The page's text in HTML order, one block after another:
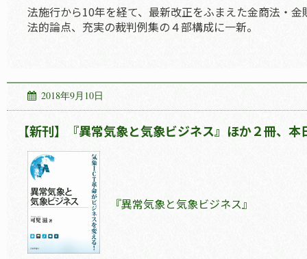
法施行から10年を経て、最新改正をふまえた金商法・
法的論点、充実の裁判例集の４部構成に一新。
2018年9月10日
【新刊】『異常気象と気象ビジネス』ほか２冊、
『異常気象と気象ビジネス』